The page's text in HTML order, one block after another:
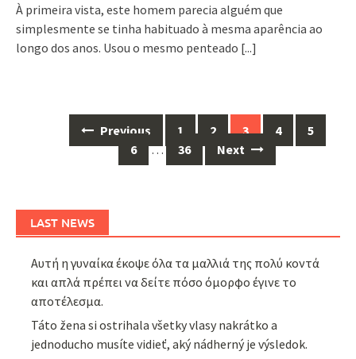
À primeira vista, este homem parecia alguém que
simplesmente se tinha habituado à mesma aparência ao
longo dos anos. Usou o mesmo penteado [...]
navigation
Previous 1 2 3 4
5
6
… 36 Next
LAST NEWS
Αυτή η γυναίκα έκοψε όλα τα μαλλιά της πολύ κοντά
και απλά πρέπει να δείτε πόσο όμορφο έγινε το
αποτέλεσμα.
Táto žena si ostrihala všetky vlasy nakrátko a
jednoducho musíte vidieť, aký nádherný je výsledok.